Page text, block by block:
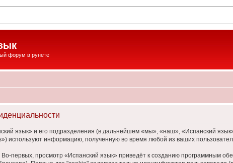
форум в рунете
язык» и его подразделения (в дальнейшем «мы», «наш», «Испанский
используют информацию, полученную во время любой из ваших
первых, просмотр «Испанский язык» приведёт к созданию программным